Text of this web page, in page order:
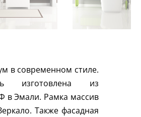
в современном стиле.
изготовлена из
в Эмали. Рамка массив
Также фасадная